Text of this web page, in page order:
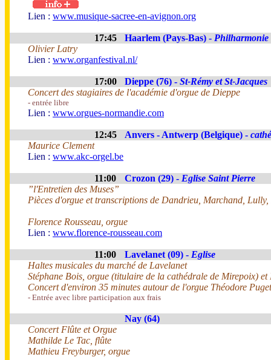
Lien : www.musique-sacree-en-avignon.org
17:45 Haarlem (Pays-Bas) - Philharmonie
Olivier Latry
Lien : www.organfestival.nl/
17:00 Dieppe (76) - St-Rémy et St-Jacques
Concert des stagiaires de l'académie d'orgue de Dieppe
- entrée libre
Lien : www.orgues-normandie.com
12:45 Anvers - Antwerp (Belgique) -
Maurice Clement
Lien : www.akc-orgel.be
11:00 Crozon (29) - Eglise Saint Pierre
”l'Entretien des Muses”
Pièces d'orgue et transcriptions de Dandrieu, Marchand, Lully,
Florence Rousseau, orgue
Lien : www.florence-rousseau.com
11:00 Lavelanet (09) - Eglise
Haltes musicales du marché de Lavelanet
Stéphane Bois, orgue (titulaire de la cathédrale de Mirepoix)
Concert d'environ 35 minutes autour de l'orgue Théodore
- Entrée avec libre participation aux frais
Nay (64)
Concert Flûte et Orgue
Mathilde Le Tac, flûte
Mathieu Freyburger, orgue